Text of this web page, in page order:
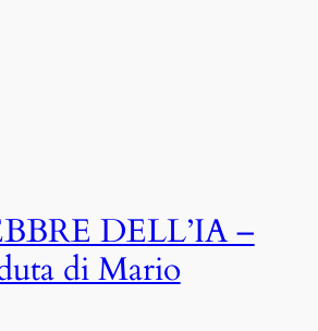
DELL’IA –
di Mario